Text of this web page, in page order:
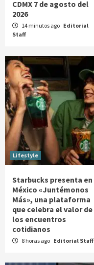
CDMX 7 de agosto del
2026
14 minutos ago Editorial
Staff
Lifestyle
Starbucks presenta en
México «Juntémonos
Más», una plataforma
que celebra el valor de
los encuentros
cotidianos
8 horas ago Editorial Staff